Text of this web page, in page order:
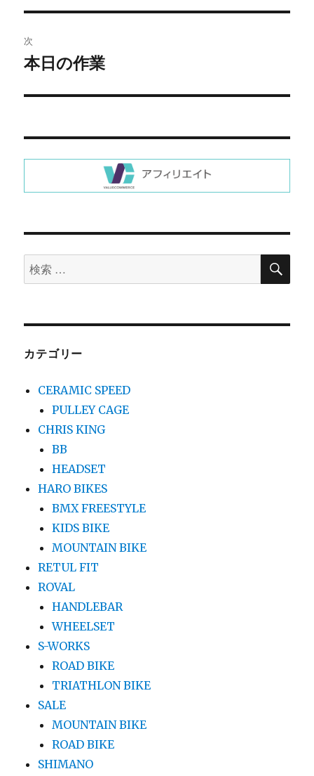
ビ
ゲ
ー
の
投
稿:
次
次
投
本日の作業
検
索
象:
検
カテゴリー
CERAMIC SPEED
PULLEY CAGE
CHRIS KING
BB
HEADSET
HARO BIKES
BMX FREESTYLE
KIDS BIKE
MOUNTAIN BIKE
RETUL FIT
ROVAL
HANDLEBAR
WHEELSET
S-WORKS
ROAD BIKE
TRIATHLON BIKE
SALE
MOUNTAIN BIKE
ROAD BIKE
SHIMANO